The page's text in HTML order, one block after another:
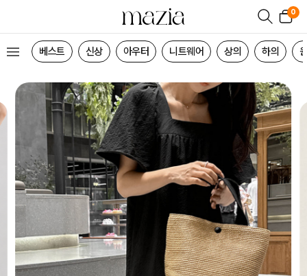
0
베스트 신상 아우터 니트웨어 상의 하의